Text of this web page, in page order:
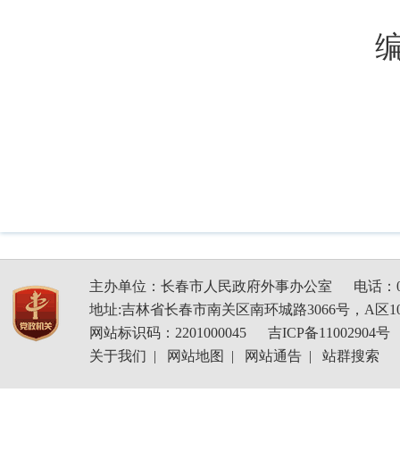
主办单位：长春市人民政府外事办公室
电话：
地址:吉林省长春市南关区南环城路3066号，A区
网站标识码：2201000045
吉ICP备11002904号
关于我们 | 网站地图 | 网站通告 | 站群搜索